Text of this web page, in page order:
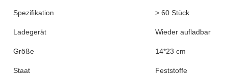
Spezifikation > 60 Stück
Ladegerät Wieder aufladbar
Größe 14*23 cm
Staat Feststoffe